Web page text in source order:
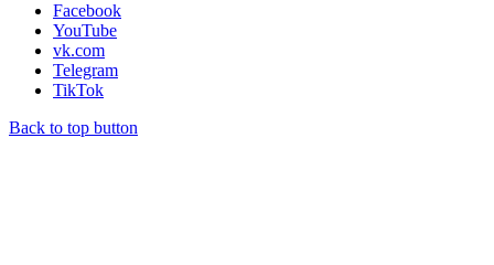
Facebook
YouTube
vk.com
Telegram
TikTok
Back to top button